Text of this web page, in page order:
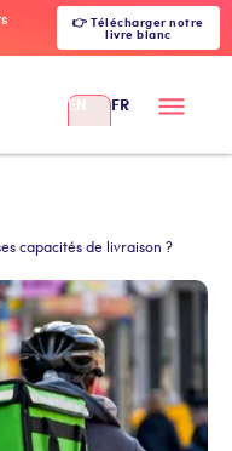
👉 Télécharger notre
livre blanc
EN FR
capacités de livraison ?